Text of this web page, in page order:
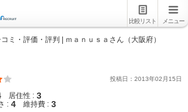
比較リスト メニュー
ミ・評価・評判 | ｍａｎｕｓａさん（大阪府）
投稿日： 2013年02 月 15日
居住性 : 3
: 4 維持費 : 3